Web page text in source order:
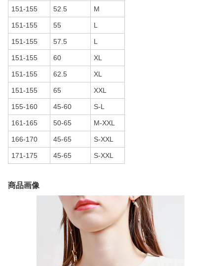
151-155 52.5 M
151-155 55 L
151-155 57.5 L
151-155 60 XL
151-155 62.5 XL
151-155 65 XXL
155-160 45-60 S-L
161-165 50-65 M-XXL
166-170 45-65 S-XXL
171-175 45-65 S-XXL
商品画像